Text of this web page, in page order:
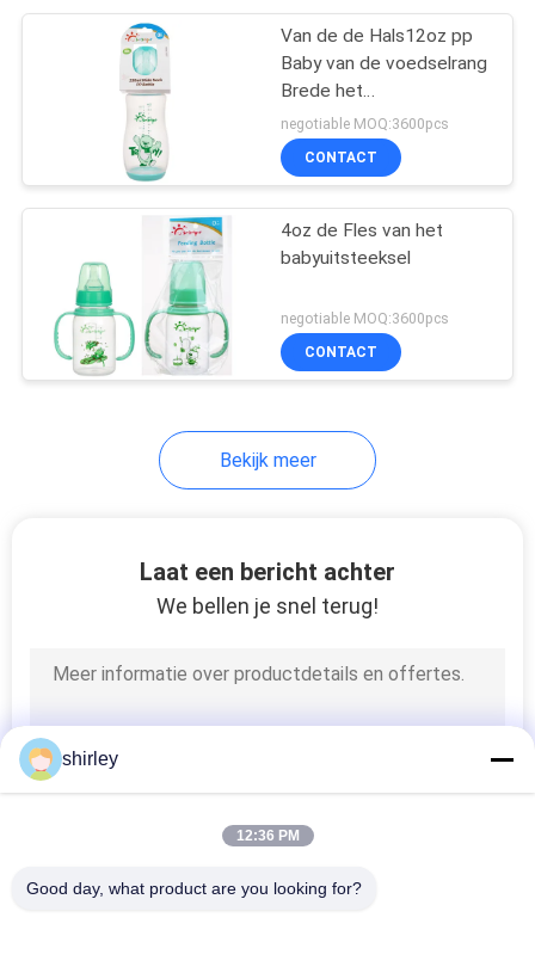
Het Uitsteeksel van
het babysilicone
Siliconebaby
Soother
Baby het Voeden
Kommen en Lepels
Baby het Voeden
17
Van de de Hals12oz pp
Baby van de voedselrang
Brede het
Uitsteekselfles
negotiable MOQ:3600pcs
CONTACT
4oz de Fles van het
babyuitsteeksel
negotiable MOQ:3600pcs
CONTACT
Bekijk meer
Laat een bericht achter
We bellen je snel terug!
shirley
12:36 PM
Good day, what product are you looking for?